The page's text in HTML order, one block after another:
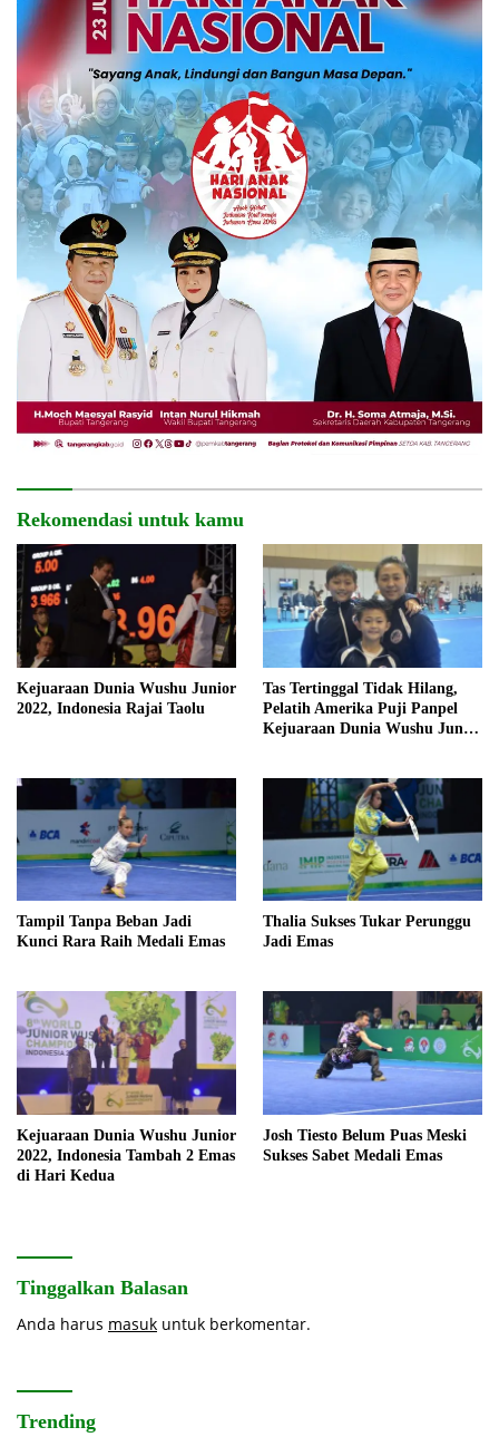
Rekomendasi untuk kamu
Kejuaraan Dunia Wushu Junior
2022, Indonesia Rajai Taolu
Tas Tertinggal Tidak Hilang,
Pelatih Amerika Puji Panpel
Kejuaraan Dunia Wushu Junior
Tampil Tanpa Beban Jadi
Kunci Rara Raih Medali Emas
Thalia Sukses Tukar Perunggu
Jadi Emas
Kejuaraan Dunia Wushu Junior
2022, Indonesia Tambah 2 Emas
di Hari Kedua
Josh Tiesto Belum Puas Meski
Sukses Sabet Medali Emas
Tinggalkan Balasan
Anda harus masuk untuk berkomentar.
Trending